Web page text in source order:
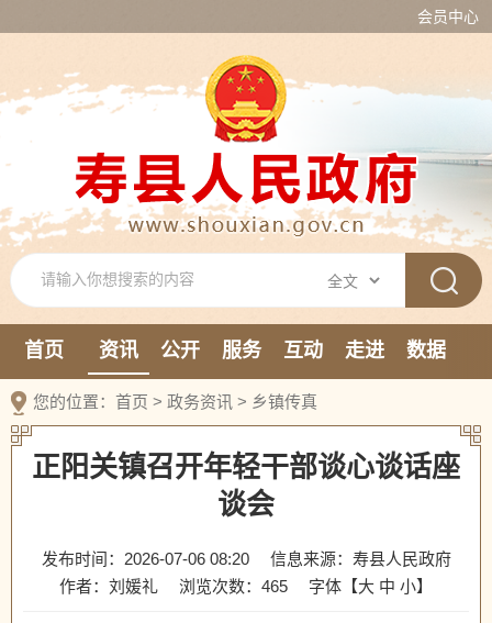
会员中心
首页 资讯 公开 服务 互动 走进
数据
新媒体
您的位置： 首页 > 政务资讯 > 乡镇传真
正阳关镇召开年轻干部谈心谈话座
谈会
发布时间：2026-07-06 08:20
信息来源：寿县人民政府
作者：刘媛礼
浏览次数： 465 字体【大 中 小】